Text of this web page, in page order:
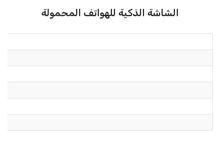
الشاشة الذكية للهواتف المحمولة